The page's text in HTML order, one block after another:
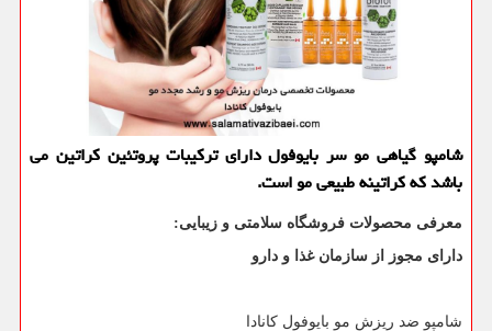
شامپو گیاهی مو سر بایوفول دارای تركیبات پروتئین كراتین می
باشد كه كراتینه طبیعی مو است.
معرفی محصولات فروشگاه سلامتی و زیبایی:
دارای مجوز از سازمان غذا و دارو
شامپو ضد ریزش مو بایوفول کانادا